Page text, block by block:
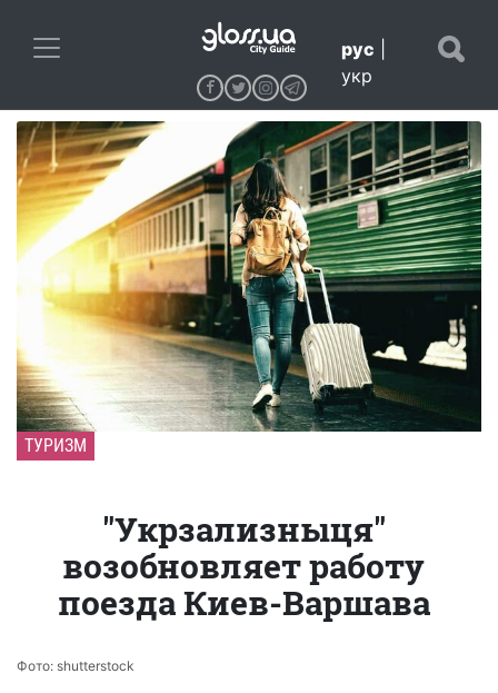
рус
укр
ТУРИЗМ
"Укрзализныця"
возобновляет работу
поезда Киев-Варшава
Фото: shutterstock